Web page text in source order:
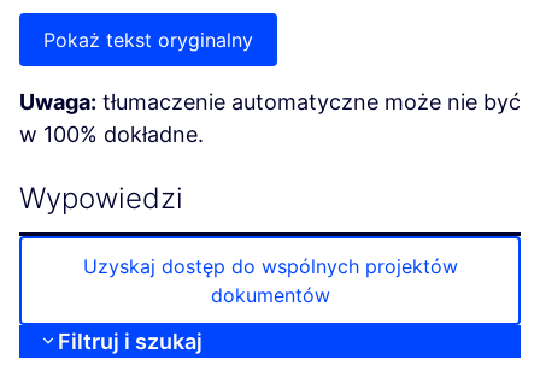
Pokaż tekst oryginalny
Uwaga: tłumaczenie automatyczne może nie być
w 100% dokładne.
Wypowiedzi
Uzyskaj dostęp do wspólnych projektów
dokumentów
Filtruj i szukaj